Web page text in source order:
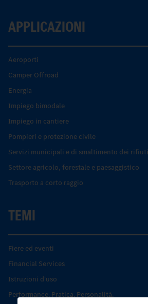
APPLICAZIONI
Aeroporti
Camper Offroad
Energia
Impiego bimodale
Impiego in cantiere
Pompieri e protezione civile
Servizi municipali e di smaltimento dei rifiuti
Settore agricolo, forestale e paesaggistico
Trasporto a corto raggio
TEMI
Fiere ed eventi
Financial Services
Istruzioni d'uso
Performance. Pratica. Personalità.